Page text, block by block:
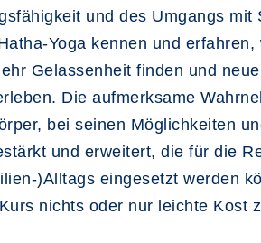
und des Umgangs
Yoga kennen und
Gelassenheit finden und
Die aufmerksame
bei seinen Möglichkeiten
und erweitert, die für die
)Alltags eingesetzt werden
nichts oder nur leichte Kost